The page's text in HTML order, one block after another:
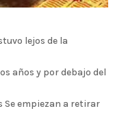
lejos de la
años y por debajo del
Se empiezan a retirar